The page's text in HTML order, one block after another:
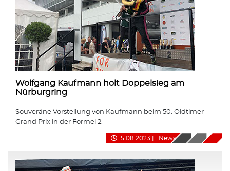
Wolfgang Kaufmann holt Doppelsieg am
Nürburgring
Souveräne Vorstellung von Kaufmann beim 50. Oldtimer-
Grand Prix in der Formel 2.
15.08.2023 News